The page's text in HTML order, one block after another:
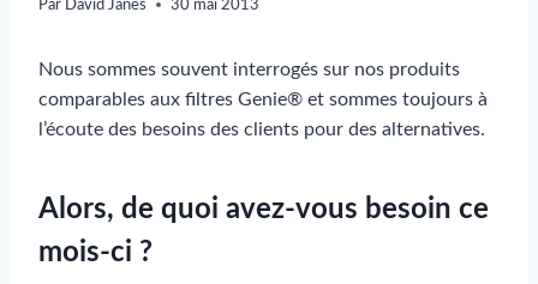
Par David Janes 30 mai 2013
Nous sommes souvent interrogés sur nos produits
comparables aux filtres Genie® et sommes toujours à
l’écoute des besoins des clients pour des alternatives.
Alors, de quoi avez-vous besoin ce
mois-ci ?